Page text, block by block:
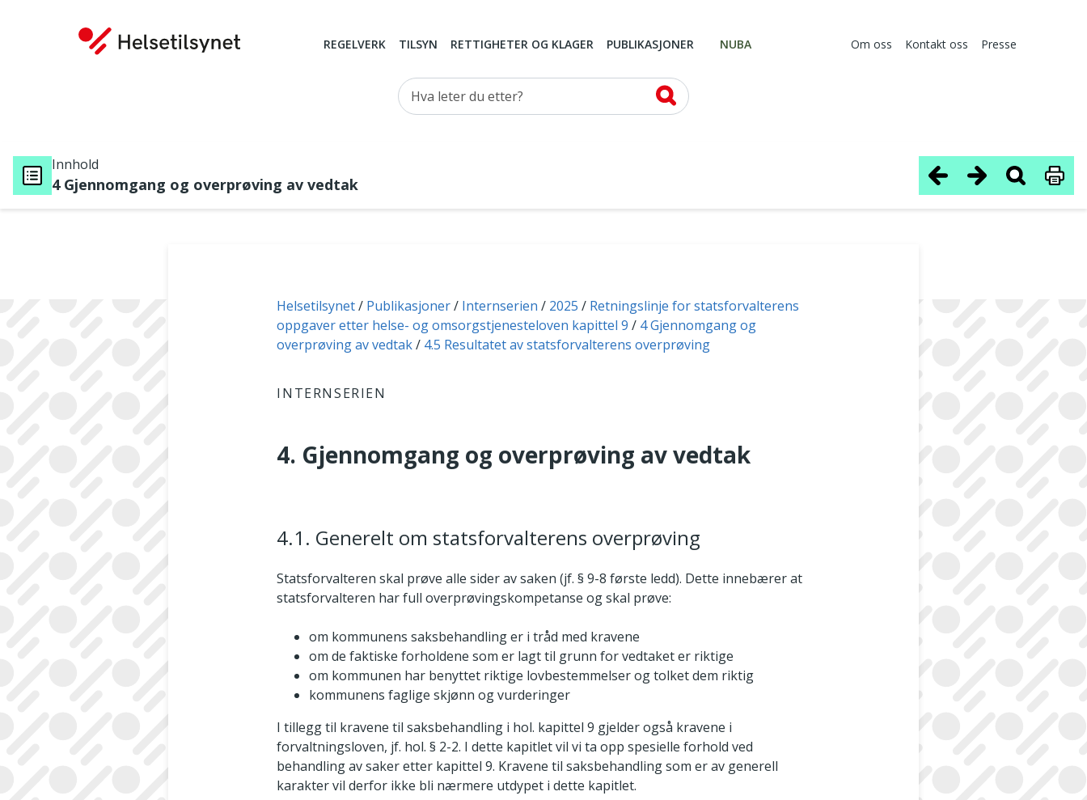
REGELVERK TILSYN RETTIGHETER OG KLAGER PUBLIKASJONER NUBA Om oss Kontakt oss Presse
Hva leter du etter?
Innhold
4 Gjennomgang og overprøving av vedtak
Du er her:
Helsetilsynet Publikasjoner Internserien 2025
Retningslinje for statsforvalterens
oppgaver etter helse- og omsorgstjenesteloven kapittel 9
4 Gjennomgang og
overprøving av vedtak
4.5 Resultatet av statsforvalterens overprøving
INTERNSERIEN
4. Gjennomgang og overprøving av vedtak
4.1. Generelt om statsforvalterens overprøving
Statsforvalteren skal prøve alle sider av saken (jf. § 9-8 første ledd). Dette innebærer at
statsforvalteren har full overprøvingskompetanse og skal prøve:
om kommunens saksbehandling er i tråd med kravene
om de faktiske forholdene som er lagt til grunn for vedtaket er riktige
om kommunen har benyttet riktige lovbestemmelser og tolket dem riktig
kommunens faglige skjønn og vurderinger
I tillegg til kravene til saksbehandling i hol. kapittel 9 gjelder også kravene i
forvaltningsloven, jf. hol. § 2-2. I dette kapitlet vil vi ta opp spesielle forhold ved
behandling av saker etter kapittel 9. Kravene til saksbehandling som er av generell
karakter vil derfor ikke bli nærmere utdypet i dette kapitlet.